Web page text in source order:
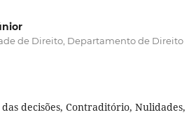
de Direito, Departamento de Direito
decisões, Contraditório, Nulidades,